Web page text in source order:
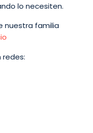
lo necesiten.
nuestra familia